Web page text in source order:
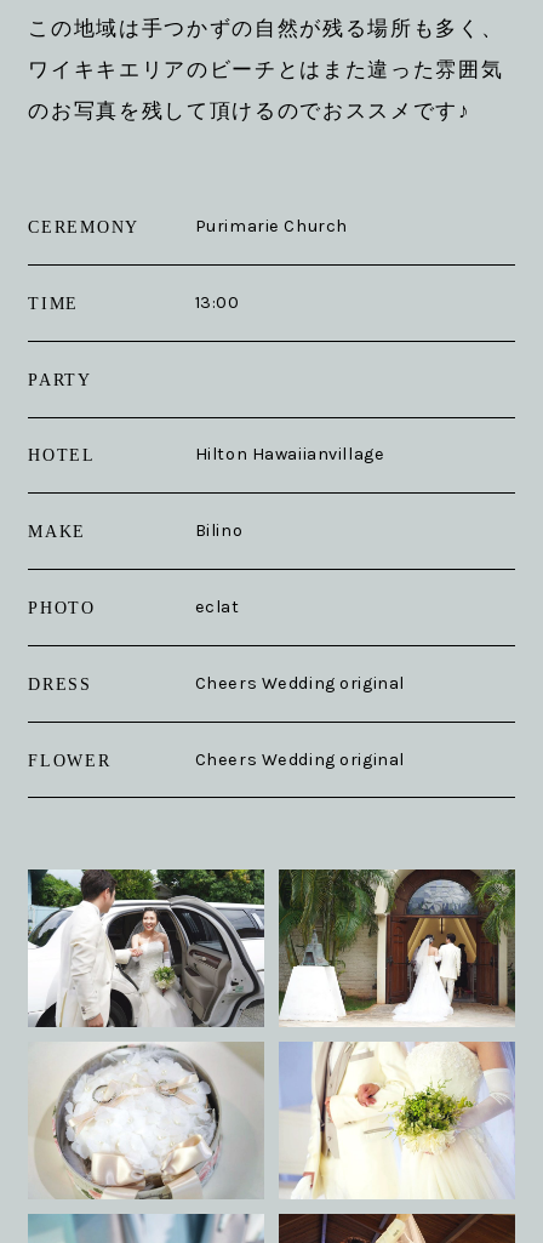
この地域は手つかずの自然が残る場所も多く、
ワイキキエリアのビーチとはまた違った雰囲気
のお写真を残して頂けるのでおススメです♪
CEREMONY Purimarie Church
TIME 13:00
PARTY
HOTEL Hilton Hawaiianvillage
MAKE Bilino
PHOTO eclat
DRESS Cheers Wedding original
FLOWER Cheers Wedding original